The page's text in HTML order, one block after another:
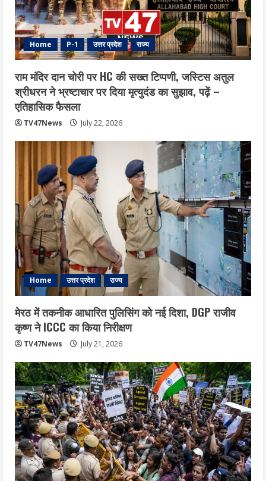
Home P-1 उत्तर प्रदेश राज्य
राम मंदिर दान चोरी पर HC की सख्त टिप्पणी, जस्टिस अतुल
श्रीधरन ने भ्रष्टाचार पर द‍िया मृत्युदंड का सुझाव, पढ़ें –
एत‍िहास‍िक फैसला
TV47News July 22, 2026
Home उत्तर प्रदेश राज्य
मेरठ में तकनीक आधारित पुलिसिंग को नई दिशा, DGP राजीव
कृष्ण ने ICCC का किया निरीक्षण
TV47News July 21, 2026